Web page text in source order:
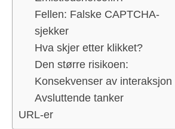
Fellen: Falske CAPTCHA-
sjekker
Hva skjer etter klikket?
Den større risikoen:
Konsekvenser av interaksjon
Avsluttende tanker
URL-er